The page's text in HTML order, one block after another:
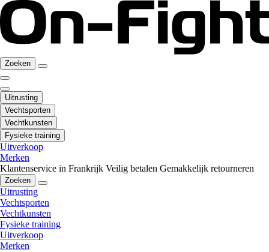
Zoeken
Uitrusting
Vechtsporten
Vechtkunsten
Fysieke training
Uitverkoop
Merken
Klantenservice in Frankrijk Veilig betalen Gemakkelijk retourneren
Zoeken
Uitrusting
Vechtsporten
Vechtkunsten
Fysieke training
Uitverkoop
Merken